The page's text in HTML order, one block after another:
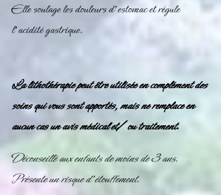
Elle soulage les douleurs d’estomac et régule
l’acidité gastrique.
La lithothérapie peut être utilisée en complément des
soins qui vous sont apportés, mais ne remplace en
aucun cas un avis médical et/ ou traitement.
Déconseillé aux enfants de moins de 3 ans.
Présente un risque d’étouffement.